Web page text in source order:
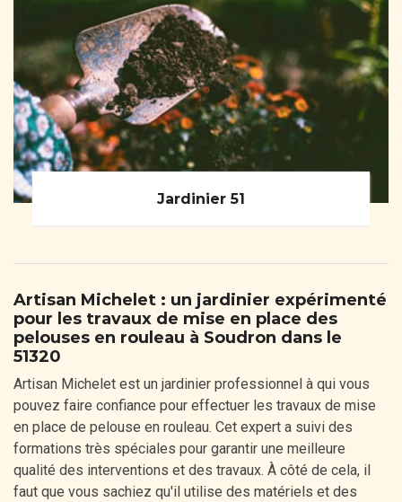
Jardinier 51
Artisan Michelet : un jardinier expérimenté
pour les travaux de mise en place des
pelouses en rouleau à Soudron dans le
51320
Artisan Michelet est un jardinier professionnel à qui vous
pouvez faire confiance pour effectuer les travaux de mise
en place de pelouse en rouleau. Cet expert a suivi des
formations très spéciales pour garantir une meilleure
qualité des interventions et des travaux. À côté de cela, il
faut que vous sachiez qu'il utilise des matériels et des